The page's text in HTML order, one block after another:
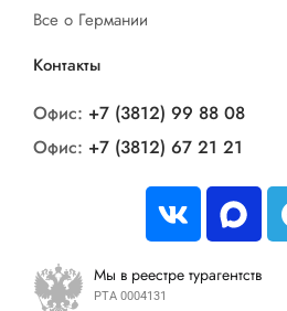
Все о Германии
Контакты
Офис: +7 (3812) 99 88 08
Офис: +7 (3812) 67 21 21
Мы в реестре турагентств
РТА 0004131